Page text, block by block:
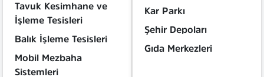
Tavuk Kesimhane ve
İşleme Tesisleri
Balık İşleme Tesisleri
Mobil Mezbaha
Sistemleri
Kar Parkı
Şehir Depoları
Gıda Merkezleri